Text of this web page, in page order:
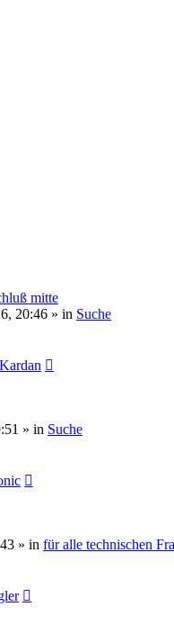
mitte
20:46 » in Suche
» in Suche
» in für alle technischen